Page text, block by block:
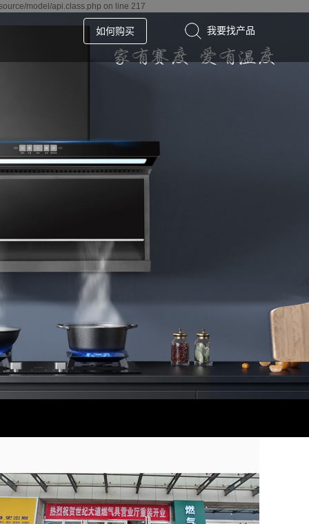
model/api.class.php on line 217
如何购买